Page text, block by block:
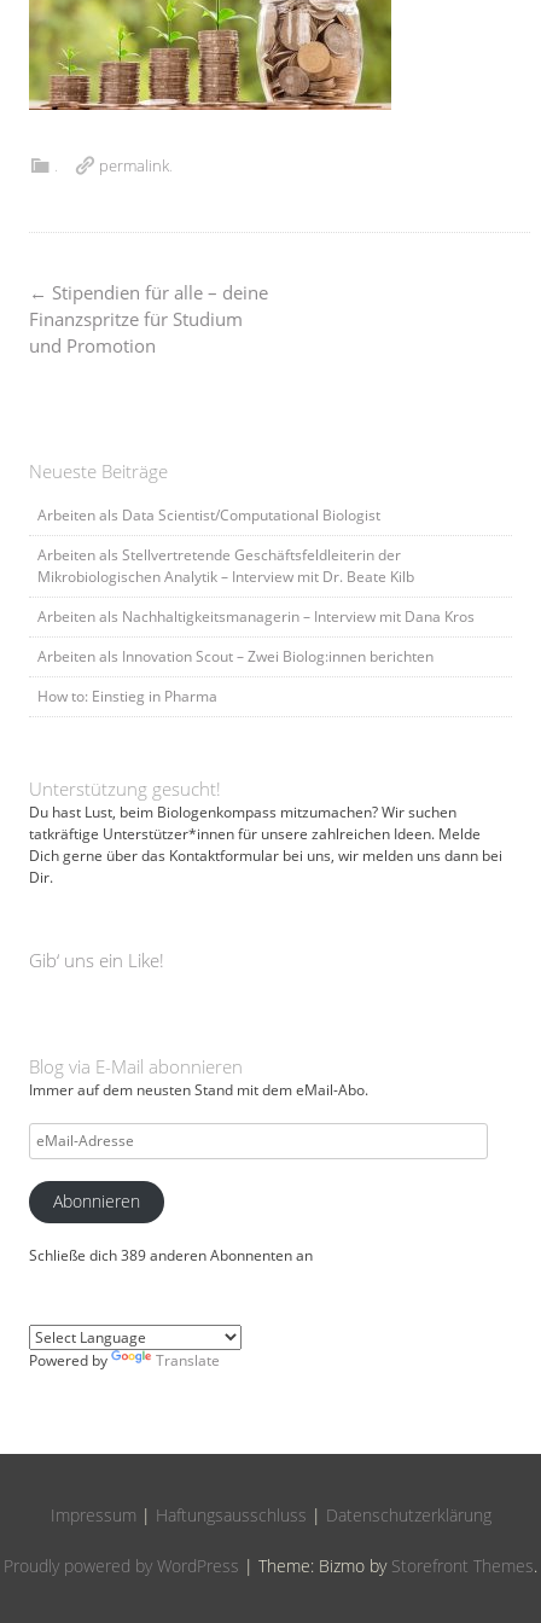
. permalink.
Post
navigation
← Stipendien für alle – deine
Finanzspritze für Studium
und Promotion
Neueste Beiträge
Arbeiten als Data Scientist/Computational Biologist
Arbeiten als Stellvertretende Geschäftsfeldleiterin der
Mikrobiologischen Analytik – Interview mit Dr. Beate Kilb
Arbeiten als Nachhaltigkeitsmanagerin – Interview mit Dana Kros
Arbeiten als Innovation Scout – Zwei Biolog:innen berichten
How to: Einstieg in Pharma
Unterstützung gesucht!
Du hast Lust, beim Biologenkompass mitzumachen? Wir suchen
tatkräftige Unterstützer*innen für unsere zahlreichen Ideen. Melde
Dich gerne über das Kontaktformular bei uns, wir melden uns dann bei
Dir.
Gib‘ uns ein Like!
Blog via E-Mail abonnieren
Immer auf dem neusten Stand mit dem eMail-Abo.
eMail-
Adresse
Abonnieren
Schließe dich 389 anderen Abonnenten an
Powered by Translate
Impressum | Haftungsausschluss | Datenschutzerklärung
Proudly powered by WordPress | Theme: Bizmo by Storefront Themes.